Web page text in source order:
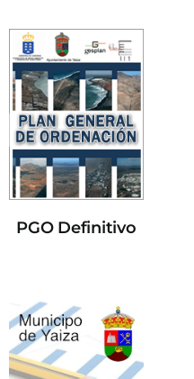
PGO Definitivo